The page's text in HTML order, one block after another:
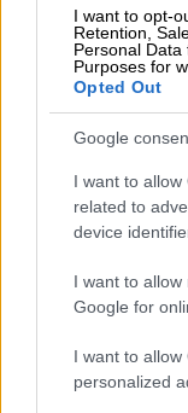
I want to opt-
Retention,
Personal
Purposes for
Opted Out
Google
I want to
related to
device
I want to
Google for
I want to
personalized
δυνατότητα;
Διαβάστε